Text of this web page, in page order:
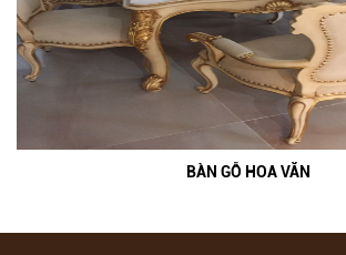
BÀN GỖ HOA VĂN